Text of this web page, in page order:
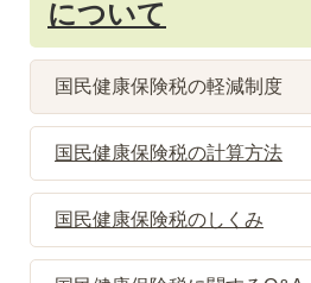
について
国民健康保険税の軽減制度
国民健康保険税の計算方法
国民健康保険税のしくみ